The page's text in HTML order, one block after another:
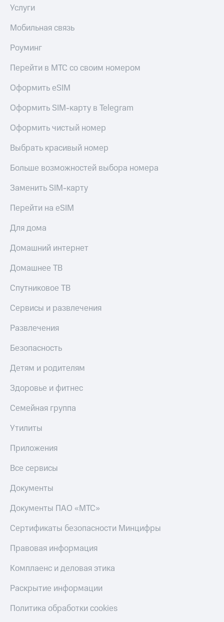
Услуги
Мобильная связь
Роуминг
Перейти в МТС со своим номером
Оформить eSIM
Оформить SIM-карту в Telegram
Оформить чистый номер
Выбрать красивый номер
Больше возможностей выбора номера
Заменить SIM-карту
Перейти на eSIM
Для дома
Домашний интернет
Домашнее ТВ
Спутниковое ТВ
Сервисы и развлечения
Развлечения
Безопасность
Детям и родителям
Здоровье и фитнес
Семейная группа
Утилиты
Приложения
Все сервисы
Документы
Документы ПАО «МТС»
Сертификаты безопасности Минцифры
Правовая информация
Комплаенс и деловая этика
Раскрытие информации
Политика обработки cookies